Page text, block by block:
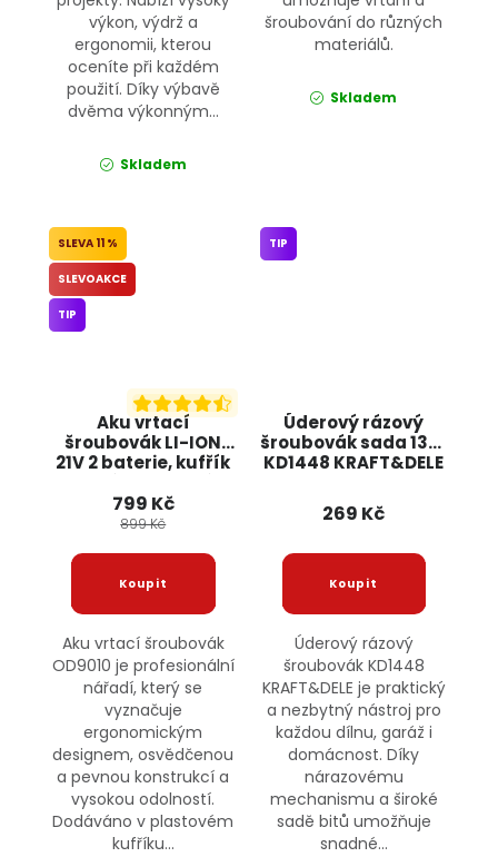
výkon, výdrž a
ergonomii, kterou
oceníte při každém
použití. Díky výbavě
dvěma výkonným...
Skladem
šroubování do různých
materiálů.
Skladem
Aku vrtací
šroubovák LI-ION
21V 2 baterie, kufřík
OD9010 ONDRAGON
11 %
SLEVOAKCE
TIP
799 Kč
899 Kč
Aku vrtací šroubovák
OD9010 je profesionální
nářadí, který se
vyznačuje
ergonomickým
designem, osvědčenou
a pevnou konstrukcí a
vysokou odolností.
Dodáváno v plastovém
kufříku...
Úderový rázový
šroubovák sada 13ks
KD1448 KRAFT&DELE
TIP
269 Kč
Úderový rázový
šroubovák KD1448
KRAFT&DELE je praktický
a nezbytný nástroj pro
každou dílnu, garáž i
domácnost. Díky
nárazovému
mechanismu a široké
sadě bitů umožňuje
snadné...